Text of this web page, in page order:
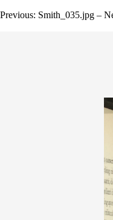
Previous: Smith_035.jpg –